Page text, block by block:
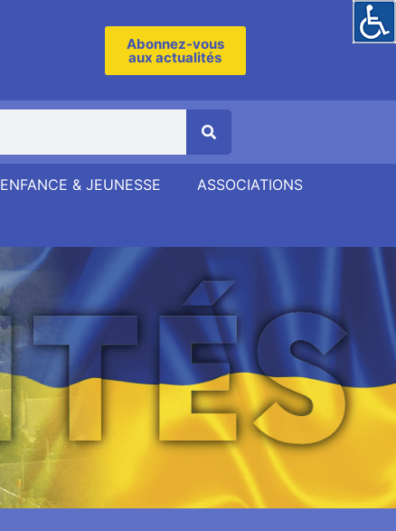
Abonnez-vous
aux actualités
ENFANCE & JEUNESSE ASSOCIATIONS